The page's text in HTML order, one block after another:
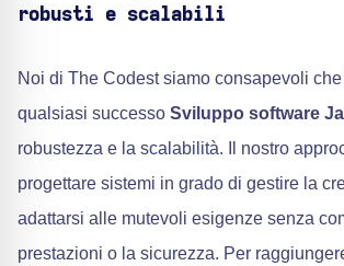
robusti e scalabili
Noi di The Codest siamo consapevoli
qualsiasi successo Sviluppo software
robustezza e la scalabilità. Il nostro
progettare sistemi in grado di gestire la
adattarsi alle mutevoli esigenze senza
prestazioni o la sicurezza. Per